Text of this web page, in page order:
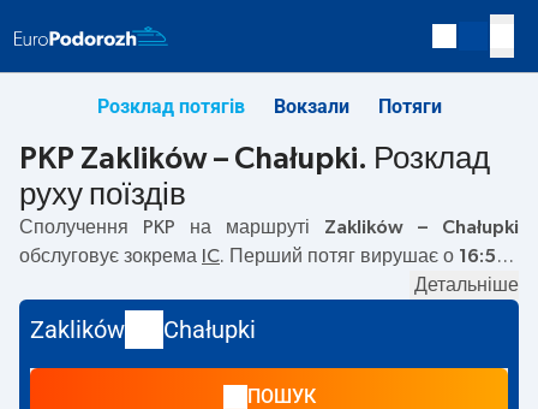
Розклад потягів Вокзали Потяги
PKP Zaklików – Chałupki. Розклад
руху поїздів
Сполучення PKP на маршруті Zaklików – Chałupki
обслуговує зокрема
IC . Перший потяг вирушає о 16:51з
не курсують інші потяги перевізника PKP Intercity. Потяг
завершує маршрут на станції Chałupki.
Детальніше
Zaklików Chałupki
ПОШУК